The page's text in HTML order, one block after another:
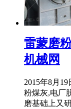
雷蒙磨
机械网
2015年8月
粉煤灰,电厂
磨基础上又